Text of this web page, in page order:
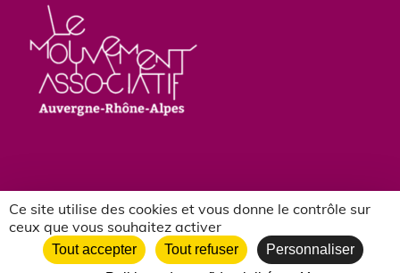
Ce site utilise des cookies et vous donne le contrôle sur
ceux que vous souhaitez activer
Tout accepter Tout refuser
Personnaliser